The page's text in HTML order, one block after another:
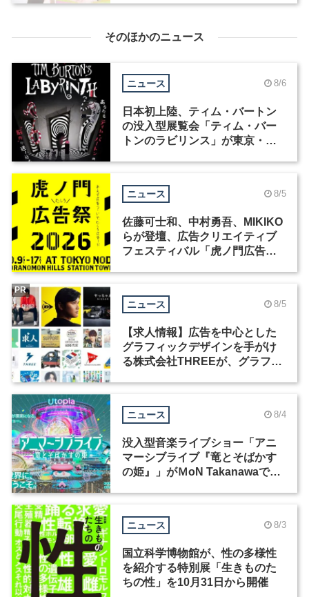
そのほかのニュース
ニュース 8/6
日本初上陸、ティム・バートン
の没入型展覧会「ティム・バー
トンのラビリンス」が東京・豊
ニュース 8/5
佐藤可士和、中村勇吾、MIKIKO
らが登壇、広告クリエイティブ
フェスティバル「虎ノ門広告
ニュース 8/5
【求人情報】広告を中心とした
グラフィックデザインを手がけ
る株式会社THREEが、グラフィ
PR
ニュース 8/4
没入型音楽ライブショー「アニ
マーシブライブ『竜とそばかす
の姫』」がＭoN Takanawaで開
ニュース 8/3
国立科学博物館が、性の多様性
を紹介する特別展「生きものた
ちの性」を10月31日から開催